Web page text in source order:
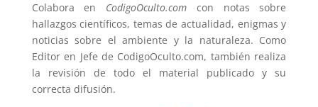
Colabora en CodigoOculto.com con notas sobre
hallazgos científicos, temas de actualidad, enigmas y
noticias sobre el ambiente y la naturaleza. Como
Editor en Jefe de CodigoOculto.com, también realiza
la revisión de todo el material publicado y su
correcta difusión.